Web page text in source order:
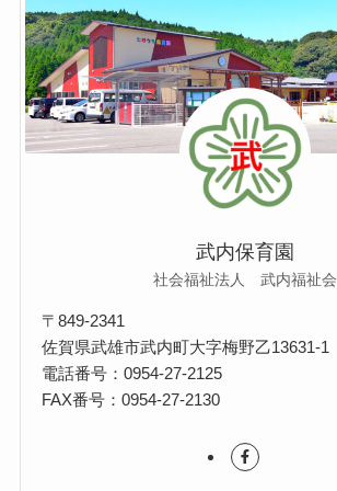
武内保育園
社会福祉法人 武内福祉会
〒849-2341
佐賀県武雄市武内町大字梅野乙13631-1
電話番号：0954-27-2125
FAX番号：0954-27-2130